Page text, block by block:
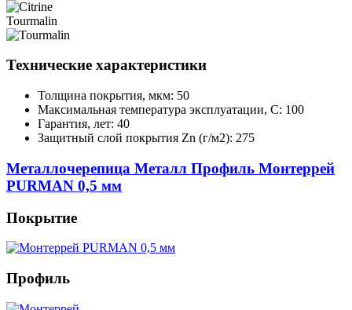
Tourmalin
Технические характеристики
Толщина покрытия, мкм: 50
Максимальная температура эксплуатации, С: 100
Гарантия, лет: 40
Защитный слой покрытия Zn (г/м2): 275
Металлочерепица Металл Профиль Монтеррей
PURMAN 0,5 мм
Покрытие
Профиль